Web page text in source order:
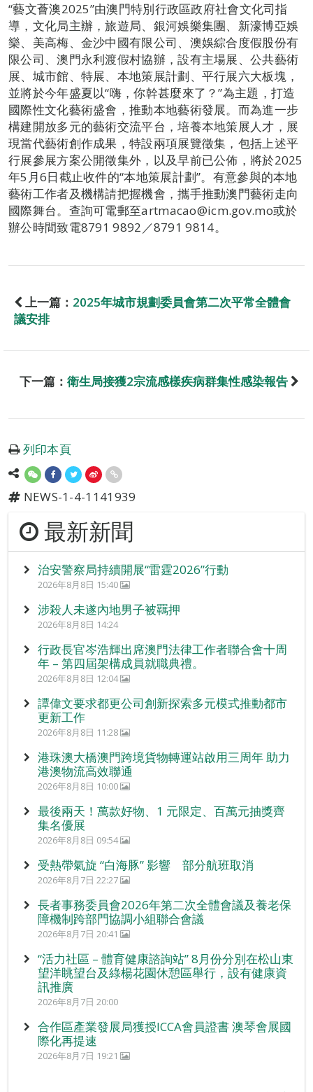
“藝文薈澳2025”由澳門特別行政區政府社會文化司指
導，文化局主辦，旅遊局、銀河娛樂集團、新濠博亞娛
樂、美高梅、金沙中國有限公司、澳娛綜合度假股份有
限公司、澳門永利渡假村協辦，設有主場展、公共藝術
展、城市館、特展、本地策展計劃、平行展六大板塊，
並將於今年盛夏以“嗨，你幹甚麼來了？”為主題，打造
國際性文化藝術盛會，推動本地藝術發展。而為進一步
構建開放多元的藝術交流平台，培養本地策展人才，展
現當代藝術創作成果，特設兩項展覽徵集，包括上述平
行展參展方案公開徵集外，以及早前已公佈，將於2025
年5月6日截止收件的“本地策展計劃”。有意參與的本地
藝術工作者及機構請把握機會，攜手推動澳門藝術走向
國際舞台。查詢可電郵至artmacao@icm.gov.mo或於
辦公時間致電8791 9892／8791 9814。
上一篇： 2025年城市規劃委員會第二次平常全體會
議安排
下一篇： 衛生局接獲2宗流感樣疾病群集性感染報告
列印本頁
NEWS-1-4-1141939
最新新聞
治安警察局持續開展“雷霆2026”行動
2026年8月8日 15:40
涉殺人未遂內地男子被羈押
2026年8月8日 14:24
行政長官岑浩輝出席澳門法律工作者聯合會十周
年 – 第四屆架構成員就職典禮。
2026年8月8日 12:04
譚偉文要求都更公司創新探索多元模式推動都市
更新工作
2026年8月8日 11:28
港珠澳大橋澳門跨境貨物轉運站啟用三周年 助力
港澳物流高效聯通
2026年8月8日 10:00
最後兩天！萬款好物、1 元限定、百萬元抽獎齊
集名優展
2026年8月8日 09:54
受熱帶氣旋 “白海豚” 影響 部分航班取消
2026年8月7日 22:27
長者事務委員會2026年第二次全體會議及養老保
障機制跨部門協調小組聯合會議
2026年8月7日 20:41
“活力社區 – 體育健康諮詢站” 8月份分別在松山東
望洋眺望台及綠楊花園休憩區舉行，設有健康資
訊推廣
2026年8月7日 20:00
合作區產業發展局獲授ICCA會員證書 澳琴會展國
際化再提速
2026年8月7日 19:21